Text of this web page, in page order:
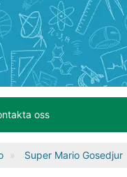
oss
Super Mario Gosedjur